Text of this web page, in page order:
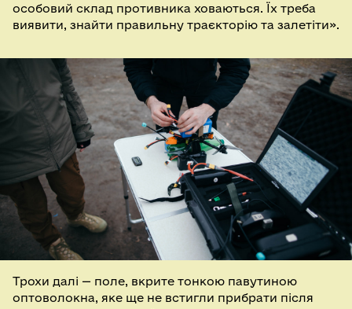
особовий склад противника ховаються. Їх треба
виявити, знайти правильну траєкторію та залетіти».
Трохи далі — поле, вкрите тонкою павутиною
оптоволокна, яке ще не встигли прибрати після